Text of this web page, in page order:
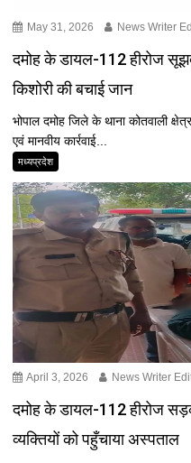
May 31, 2026 News Writer
दमोह के डायल-112 हीरोज
किशोरी की बचाई जान
भोपाल दमोह जिले के थाना कोतवाली
एवं मानवीय कार्रवाई...
मध्यप्रदेश
April 3, 2026 News Writer
दमोह के डायल-112 हीरोज
व्यक्तियों को पहुँचाया अस्पताल